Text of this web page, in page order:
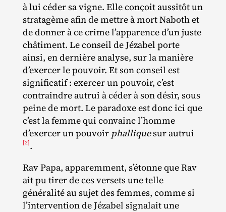
à lui céder sa vigne. Elle conçoit aussitôt un
stratagème afin de mettre à mort Naboth et
de donner à ce crime l’apparence d’un juste
châtiment. Le conseil de Jézabel porte
ainsi, en dernière analyse, sur la manière
d’exercer le pouvoir. Et son conseil est
significatif : exercer un pouvoir, c’est
contraindre autrui à céder à son désir, sous
peine de mort. Le paradoxe est donc ici que
c’est la femme qui convainc l’homme
d’exercer un pouvoir phalliquesur autrui
[2].
Rav Papa, apparemment, s’étonne que Rav
ait pu tirer de ces versets une telle
généralité au sujet des femmes, comme si
l’intervention de Jézabel signalait une